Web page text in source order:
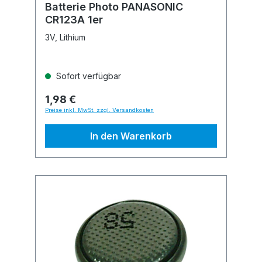
Batterie Photo PANASONIC
CR123A 1er
3V, Lithium
Sofort verfügbar
1,98 €
Preise inkl. MwSt. zzgl. Versandkosten
In den Warenkorb